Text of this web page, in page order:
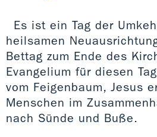
Es ist ein Tag der
heilsamen
Bettag zum Ende des
Evangelium für diesen
vom Feigenbaum, Jesus
Menschen im
nach Sünde und Buße.